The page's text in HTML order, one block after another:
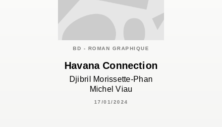
BD - ROMAN GRAPHIQUE
Havana Connection
Djibril Morissette-Phan
Michel Viau
17/01/2024